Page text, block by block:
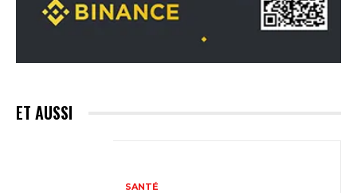
ET AUSSI
SANTÉ